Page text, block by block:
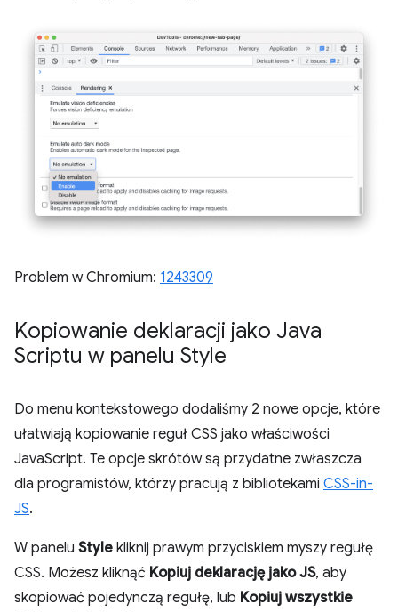
Problem w Chromium: 1243309
Kopiowanie deklaracji jako Java
Scriptu w panelu Style
Do menu kontekstowego dodaliśmy 2 nowe opcje, które
ułatwiają kopiowanie reguł CSS jako właściwości
JavaScript. Te opcje skrótów są przydatne zwłaszcza
dla programistów, którzy pracują z bibliotekami CSS-in-
JS.
W panelu Style kliknij prawym przyciskiem myszy regułę
CSS. Możesz kliknąć Kopiuj deklarację jako JS, aby
skopiować pojedynczą regułę, lub Kopiuj wszystkie